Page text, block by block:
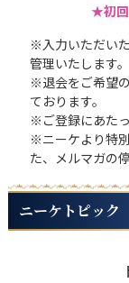
★初
※入力いただい
管理いたします。
※退会をご希望
ております。
※ご登録にあた
※ニーケより特
た、メルマガの
ニーケトピック